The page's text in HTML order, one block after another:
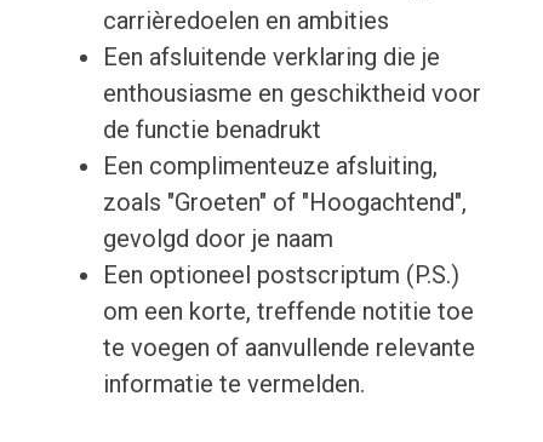
carrièredoelen en ambities
Een afsluitende verklaring die je
enthousiasme en geschiktheid voor
de functie benadrukt
Een complimenteuze afsluiting,
zoals "Groeten" of "Hoogachtend",
gevolgd door je naam
Een optioneel postscriptum (P.S.)
om een korte, treffende notitie toe
te voegen of aanvullende relevante
informatie te vermelden.